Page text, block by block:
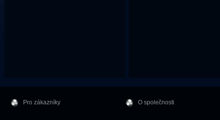
Pro zákazníky O společnosti